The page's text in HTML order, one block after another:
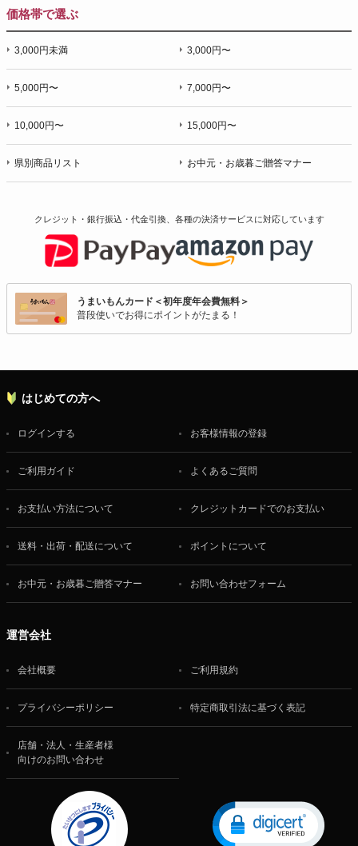
価格帯で選ぶ
3,000円未満 3,000円〜
5,000円〜 7,000円〜
10,000円〜 15,000円〜
県別商品リスト お中元・お歳暮ご贈答マナー
クレジット・銀行振込・代金引換、各種の決済サービスに対応しています
うまいもんカード＜初年度年会費無料＞
普段使いでお得にポイントがたまる！
はじめての方へ
ログインする お客様情報の登録
ご利用ガイド よくあるご質問
お支払い方法について クレジットカードでのお支払い
送料・出荷・配送について ポイントについて
お中元・お歳暮ご贈答マナー お問い合わせフォーム
運営会社
会社概要 ご利用規約
プライバシーポリシー 特定商取引法に基づく表記
店舗・法人・生産者様
向けのお問い合わせ